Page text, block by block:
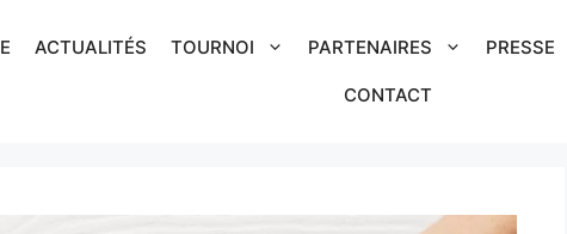
ACTUALITÉS TOURNOI PARTENAIRES PRESSE
CONTACT